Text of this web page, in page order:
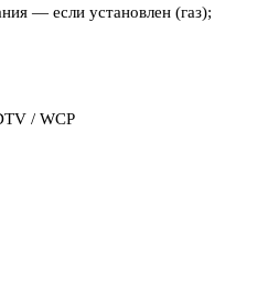
— если установлен (газ);
/ WCP